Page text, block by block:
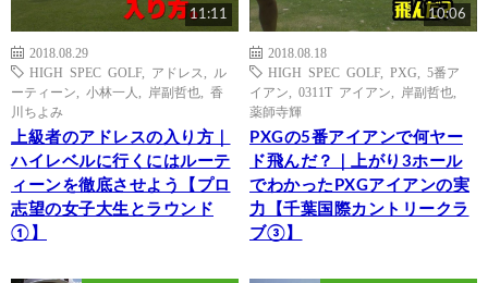
11:11
2018.08.29
HIGH SPEC GOLF, アドレス
ル
ーティーン
小林一人 岸副哲也
香
川ちよみ
上級者のアドレスの入り方｜
ハイレベルに行くにはルーテ
ィーンを徹底させよう【プロ
志望の女子大生とラウンド
①】
10:06
2018.08.18
HIGH SPEC GOLF, PXG
5番ア
イアン
0311T アイアン 岸副哲也
薬師寺輝
PXGの5番アイアンで何ヤー
ド飛んだ？｜上がり3ホール
でわかったPXGアイアンの実
力【千葉国際カントリークラ
ブ③】